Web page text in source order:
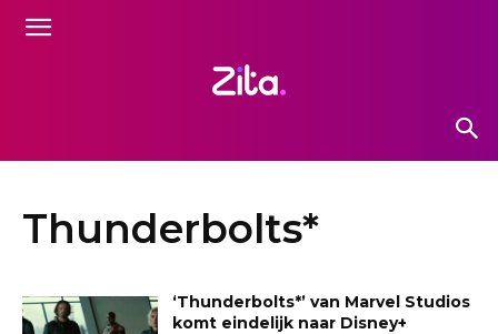
Thunderbolts*
‘Thunderbolts*’ van Marvel Studios
komt eindelijk naar Disney+